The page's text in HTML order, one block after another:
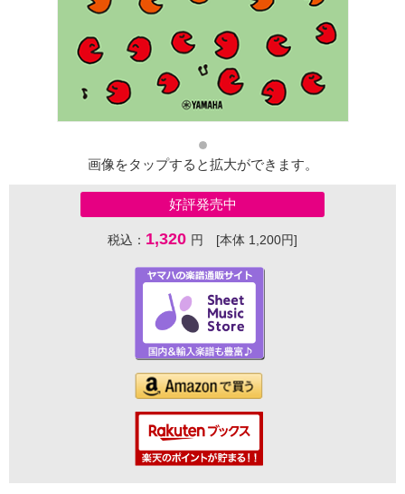
画像をタップすると拡大ができます。
好評発売中
税込： 1,320 円 [本体 1,200円]